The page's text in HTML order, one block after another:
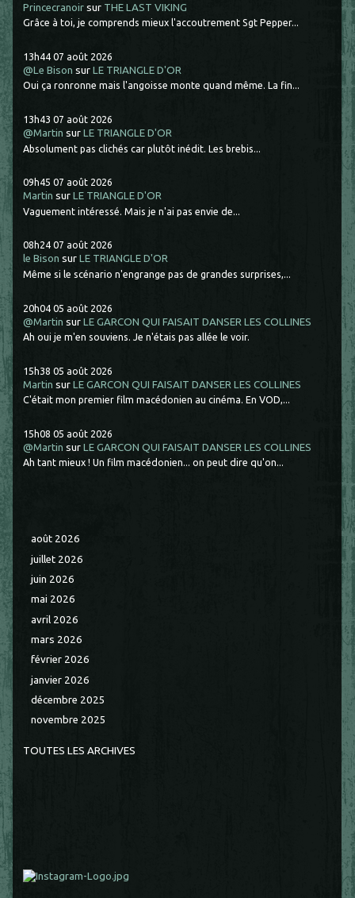
Princecranoir sur THE LAST VIKING
Grâce à toi, je comprends mieux l'accoutrement Sgt Pepper...
13h44 07 août 2026
@Le Bison surLE TRIANGLE D'OR
Oui ça ronronne mais l'angoisse monte quand même. La fin...
13h43 07 août 2026
@Martin surLE TRIANGLE D'OR
Absolument pas clichés car plutôt inédit. Les brebis...
09h45 07 août 2026
Martin surLE TRIANGLE D'OR
Vaguement intéressé. Mais je n'ai pas envie de...
08h24 07 août 2026
le Bison surLE TRIANGLE D'OR
Même si le scénario n'engrange pas de grandes surprises,...
20h04 05 août 2026
@Martin surLE GARCON QUI FAISAIT DANSER LES COLLINES
Ah oui je m'en souviens. Je n'étais pas allée le voir.
15h38 05 août 2026
Martin surLE GARCON QUI FAISAIT DANSER LES COLLINES
C'était mon premier film macédonien au cinéma. En VOD,...
15h08 05 août 2026
@Martin surLE GARCON QUI FAISAIT DANSER LES COLLINES
Ah tant mieux ! Un film macédonien... on peut dire qu'on...
août 2026
juillet 2026
juin 2026
mai 2026
avril 2026
mars 2026
février 2026
janvier 2026
décembre 2025
novembre 2025
TOUTES LES ARCHIVES